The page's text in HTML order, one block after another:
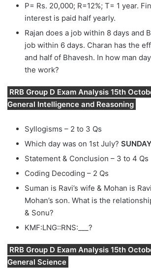
P= Rs. 20,000; R=12%; T= 1 year.
interest is paid half yearly.
Rajan does a job within 8 days and
job within 6 days. Charan has the
and half of Bhavesh. In how man
the work?
RRB Group D Exam Analysis 15th
General Intelligence and Reasoning
Syllogisms – 2 to 3 Qs
Which day was on 1st July? SUNDAY
Statement & Conclusion – 3 to 4 Qs
Coding Decoding – 2 Qs
Suman is Ravi’s wife & Mohan is
Mohan’s son. What is the
& Sonu?
KMF:LNG::RNS:___?
RRB Group D Exam Analysis 15th
General Science